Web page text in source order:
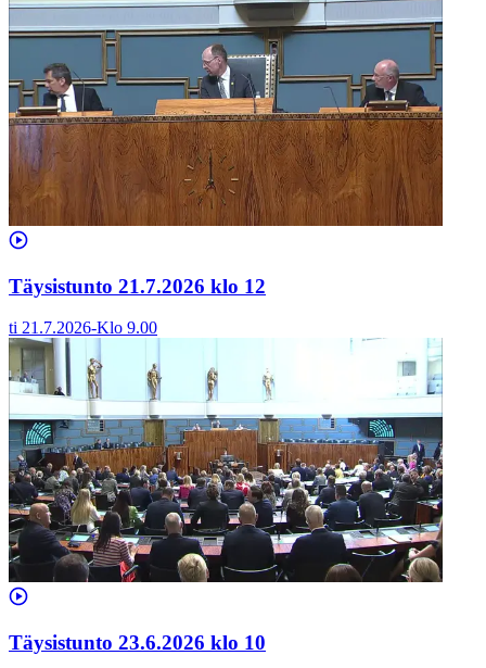
Täysistunto 21.7.2026 klo 12
ti 21.7.2026-Klo 9.00
Täysistunto 23.6.2026 klo 10